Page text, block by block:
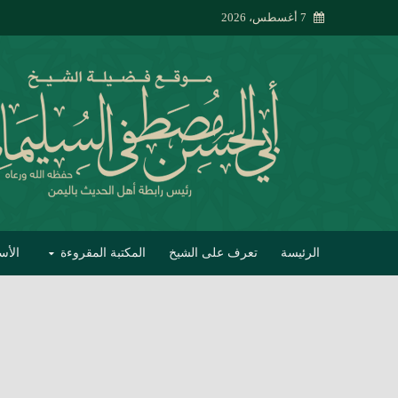
7 أغسطس، 2026
الرئيسة تعرف على الشيخ المكتبة المقروءة